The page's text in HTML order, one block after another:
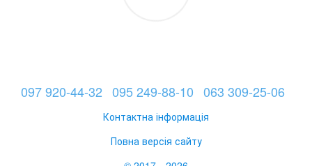
097 920-44-32 095 249-88-10 063 309-25-06
Контактна інформація
Повна версія сайту